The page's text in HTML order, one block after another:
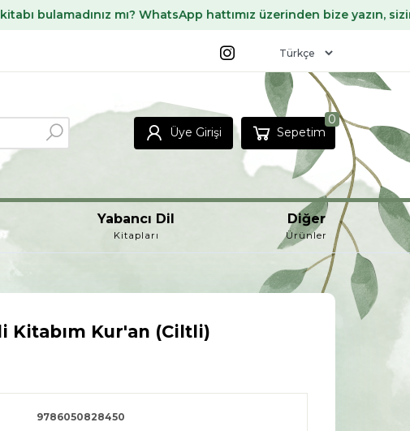
mı? WhatsApp hattımız üzerinden bize yazın, sizin için temin
Üye Girişi Sepetim
0
Yabancı Dil
Kitapları
Diğer
Ürünler
Kitabım Kur'an (Ciltli)
9786050828450